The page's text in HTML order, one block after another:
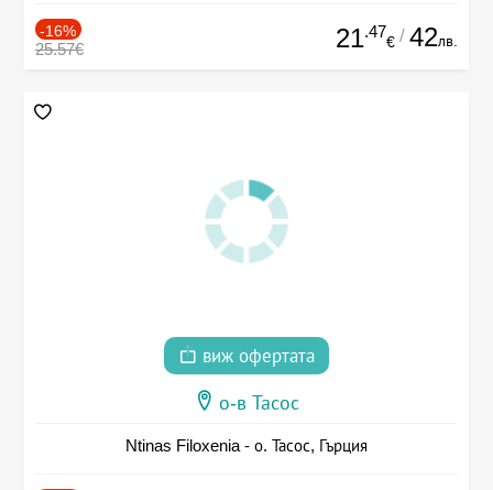
-16%
25.57€ 21.47
€ / 42лв.
виж офертата
о-в Тасос
Ntinas Filoxenia - о. Тасос, Гърция